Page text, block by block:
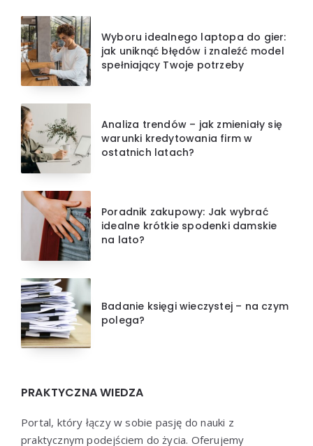
Wyboru idealnego laptopa do gier:
jak uniknąć błędów i znaleźć model
spełniający Twoje potrzeby
Analiza trendów – jak zmieniały się
warunki kredytowania firm w
ostatnich latach?
Poradnik zakupowy: Jak wybrać
idealne krótkie spodenki damskie
na lato?
Badanie księgi wieczystej – na czym
polega?
PRAKTYCZNA WIEDZA
Portal, który łączy w sobie pasję do nauki z
praktycznym podejściem do życia. Oferujemy